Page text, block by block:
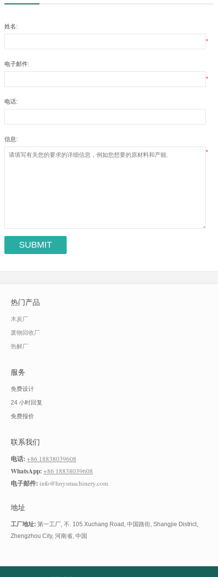
姓名:
*
电子邮件:
*
电话:
信息:
*
热门产品
木炭厂
废物回收厂
热解厂
服务
免费设计
24 小时回复
免费报价
联系我们
电话:+86 18838039608
WhatsApp:+86 18838039608
电子邮件:info@hnysmachinery.com
地址
工厂地址: 第一工厂, 不. 105 Xuchang Road, 中国路街, Shangjie District,
Zhengzhou City, 河南省, 中国